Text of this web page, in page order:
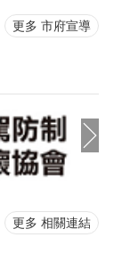
更多 市府宣導
更多 相關連結